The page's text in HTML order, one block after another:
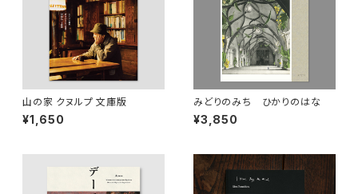
山の家 クヌルプ 文庫版
¥1,650
みどりのみち ひかりのはな
¥3,850